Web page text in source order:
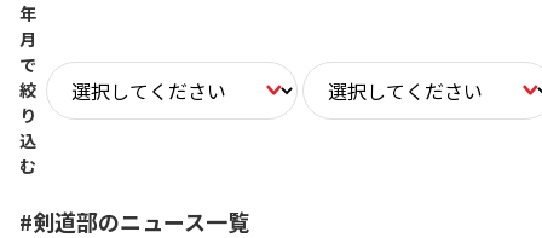
年
月
で
絞
り
込
む
#剣道部のニュース一覧